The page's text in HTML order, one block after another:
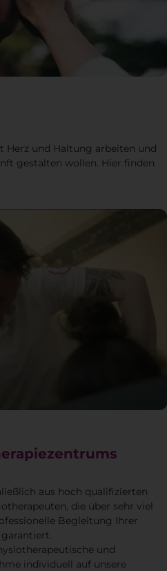
Herz und Haltung arbeiten und
gestalten wollen. Hier finden
aus hoch qualifizierten
die über sehr viel
Begleitung Ihrer
und
individuell auf unsere